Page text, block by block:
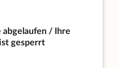
abgelaufen / Ihre
gesperrt